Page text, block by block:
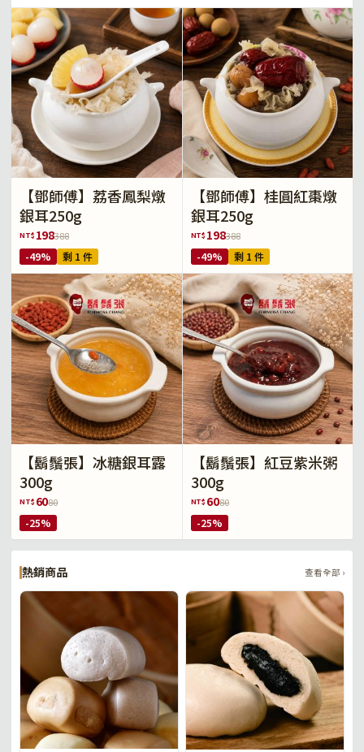
【鄧師傅】荔香鳳梨燉
銀耳250g
NT$ 198388
-49% 剩 1 件
【鄧師傅】桂圓紅棗燉
銀耳250g
NT$ 198388
-49% 剩 1 件
【鬍鬚張】冰糖銀耳露
300g
NT$ 6080
-25%
【鬍鬚張】紅豆紫米粥
300g
NT$ 6080
-25%
熱銷商品 查看全部 ›